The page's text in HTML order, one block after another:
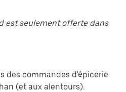
est seulement offerte dans
des commandes d'épicerie
(et aux alentours).